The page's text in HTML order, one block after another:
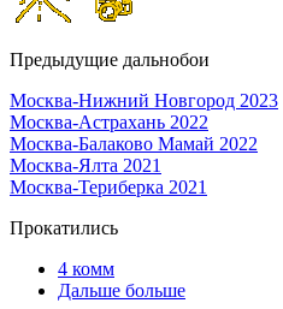
Предыдущие дальнобои
Москва-Нижний Новгород 2023
Москва-Астрахань 2022
Москва-Балаково Мамай 2022
Москва-Ялта 2021
Москва-Териберка 2021
Прокатились
4 комм
Дальше больше